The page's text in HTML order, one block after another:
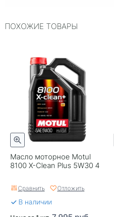
Упаковка
Двигатель
Страна бренда
Серия
Классификация по API
Тип двигателя
Применяемость
ПОХОЖИЕ ТОВАРЫ
Масло моторное Motul
8100 X-Clean Plus 5W30 4
Сравнить Отложить
В наличии